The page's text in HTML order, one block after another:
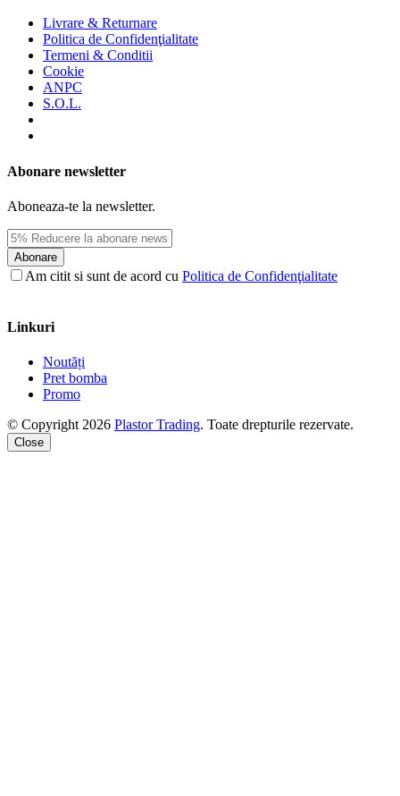
Livrare & Returnare
Politica de Confidenţialitate
Termeni & Conditii
Cookie
ANPC
S.O.L.
Abonare newsletter
Aboneaza-te la newsletter.
Abonare
Am citit si sunt de acord cu Politica de Confidenţialitate
Linkuri
Noutăți
Pret bomba
Promo
© Copyright 2026 Plastor Trading. Toate drepturile rezervate.
Close